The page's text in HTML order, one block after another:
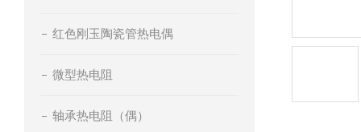
红色刚玉陶瓷管热电偶
微型热电阻
轴承热电阻（偶）